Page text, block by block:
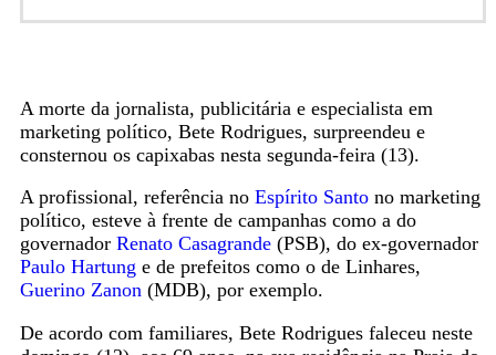
A morte da jornalista, publicitária e especialista em
marketing político, Bete Rodrigues, surpreendeu e
consternou os capixabas nesta segunda-feira (13).
A profissional, referência no Espírito Santono marketing
político, esteve à frente de campanhas como a do
governador Renato Casagrande(PSB), do ex-governador
Paulo Hartung e de prefeitos como o de Linhares,
Guerino Zanon(MDB), por exemplo.
De acordo com familiares, Bete Rodrigues faleceu neste